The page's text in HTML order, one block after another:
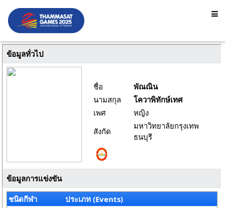
ข้อมูลทั่วไป
ชื่อ
พัณณิน
นามสกุล
โควาพิทักษ์เทศ
เพศ
หญิง
สังกัด
มหาวิทยาลัยกรุงเทพ
ธนบุรี
ข้อมูลการแข่งขัน
ชนิดกีฬา
ประเภท (Events)